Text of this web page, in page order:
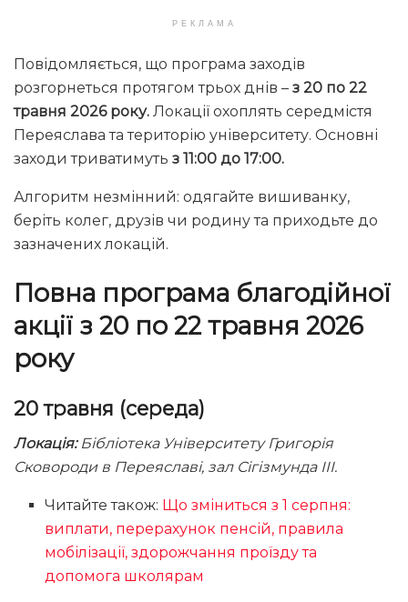
РЕКЛАМА
Повідомляється, що програма заходів
розгорнеться протягом трьох днів – з 20 по 22
травня 2026 року. Локації охоплять середмістя
Переяслава та територію університету. Основні
заходи триватимуть з 11:00 до 17:00.
Алгоритм незмінний: одягайте вишиванку,
беріть колег, друзів чи родину та приходьте до
зазначених локацій.
Повна програма благодійної
акції з 20 по 22 травня 2026
року
20 травня (середа)
Локація:Бібліотека Університету Григорія
Сковороди в Переяславі, зал Сігізмунда ІІІ.
Читайте також: Що зміниться з 1 серпня:
виплати, перерахунок пенсій, правила
мобілізації, здорожчання проїзду та
допомога школярам